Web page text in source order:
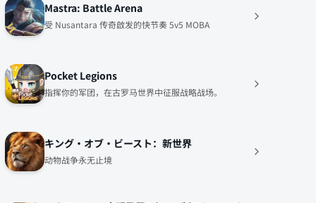
Mastra: Battle Arena
受 Nusantara 传奇啟发的快节奏 5v5 MOBA
Pocket Legions
指挥你的军团，在古罗马世界中征服战略战场。
キング・オブ・ビースト：新世界
动物战争永无止境